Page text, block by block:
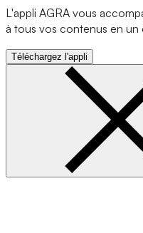
L'appli AGRA vous
à tous vos contenus en un
Téléchargez l'appli